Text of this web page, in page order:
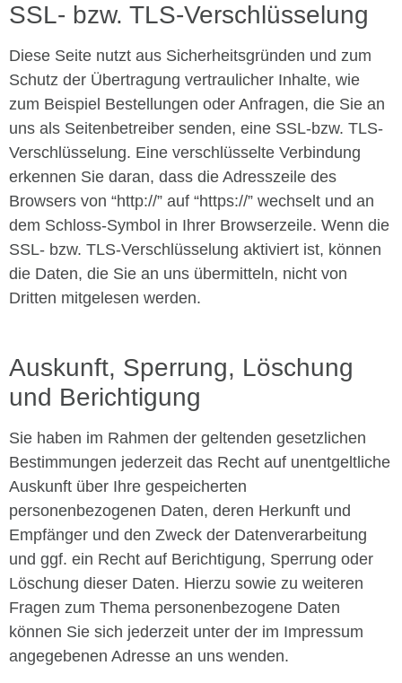
SSL- bzw. TLS-Verschlüsselung
Diese Seite nutzt aus Sicherheitsgründen und zum
Schutz der Übertragung vertraulicher Inhalte, wie
zum Beispiel Bestellungen oder Anfragen, die Sie an
uns als Seitenbetreiber senden, eine SSL-bzw. TLS-
Verschlüsselung. Eine verschlüsselte Verbindung
erkennen Sie daran, dass die Adresszeile des
Browsers von “http://” auf “https://” wechselt und an
dem Schloss-Symbol in Ihrer Browserzeile. Wenn die
SSL- bzw. TLS-Verschlüsselung aktiviert ist, können
die Daten, die Sie an uns übermitteln, nicht von
Dritten mitgelesen werden.
Auskunft, Sperrung, Löschung
und Berichtigung
Sie haben im Rahmen der geltenden gesetzlichen
Bestimmungen jederzeit das Recht auf unentgeltliche
Auskunft über Ihre gespeicherten
personenbezogenen Daten, deren Herkunft und
Empfänger und den Zweck der Datenverarbeitung
und ggf. ein Recht auf Berichtigung, Sperrung oder
Löschung dieser Daten. Hierzu sowie zu weiteren
Fragen zum Thema personenbezogene Daten
können Sie sich jederzeit unter der im Impressum
angegebenen Adresse an uns wenden.